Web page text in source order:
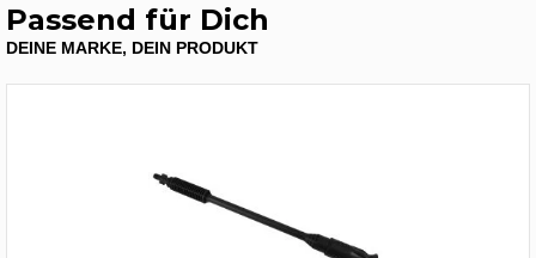
Passend für Dich
DEINE MARKE, DEIN PRODUKT